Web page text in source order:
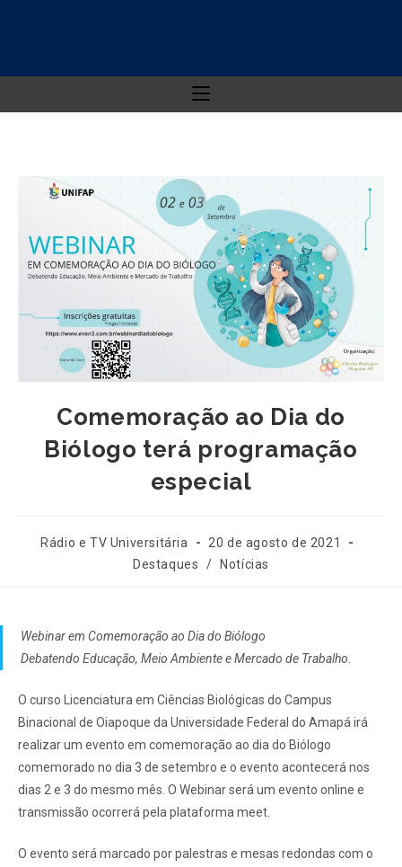
Comemoração ao Dia do
Biólogo terá programação
especial
Rádio e TV Universitária
20 de agosto de 2021
Destaques
/ Notícias
Webinar em Comemoração ao Dia do Biólogo
Debatendo Educação, Meio Ambiente e Mercado de Trabalho.
O curso Licenciatura em Ciências Biológicas do Campus
Binacional de Oiapoque da Universidade Federal do Amapá irá
realizar um evento em comemoração ao dia do Biólogo
comemorado no dia 3 de setembro e o evento acontecerá nos
dias 2 e 3 do mesmo mês. O Webinar será um evento online e
transmissão ocorrerá pela plataforma meet.
O evento será marcado por palestras e mesas redondas com o